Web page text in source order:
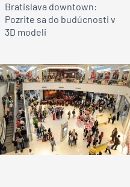
Bratislava downtown:
Pozrite sa do budúcnosti v
3D modeli